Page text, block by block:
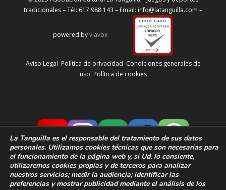
tradicionales – Tél: 617 988 143 – Email: info@latanguilla.com –
powered byviavox
Aviso Legal Política de privacidad Condiciones generales de
uso Política de cookies
La Tanguilla es el responsable del tratamiento de sus datos
personales. Utilizamos cookies técnicas que son necesarias para
el funcionamiento de la página web y, si Ud. lo consiente,
utilizaremos cookies propias y de terceros para analizar
nuestros servicios; medir la audiencia;identificar las
preferencias ymostrar publicidad mediante el análisis de los